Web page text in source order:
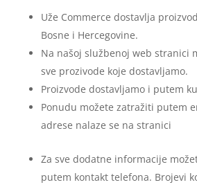
Uže Commerce dostavlja
Bosne i Hercegovine.
Na našoj službenoj web stranici
sve prozivode koje dostavljamo.
Proizvode dostavljamo i putem
Ponudu možete zatražiti putem
adrese nalaze se na stranici
Za sve dodatne informacije
putem kontakt telefona. Brojevi